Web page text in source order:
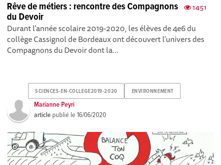
1451
Rêve de métiers : rencontre des Compagnons
du Devoir
Durant l’année scolaire 2019-2020, les élèves de 4e6 du
collège Cassignol de Bordeaux ont découvert l’univers des
Compagnons du Devoir dont la...
SCIENCES-EN-COLLEGE2019-2020 ENVIRONNEMENT
Marianne Peyri
article publié le16/06/2020